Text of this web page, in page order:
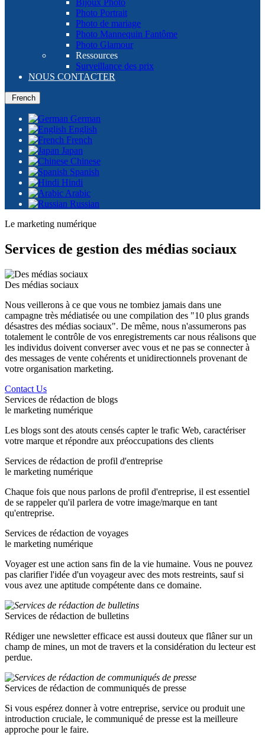
Bijoux Photo
Photo Portrait
Photo de mariage
Photo Mannequin Fantôme
Photo Glamour
Ressources
Surveillance des prix
NOUS CONTACTER
French
German
English
French
Japan
Chinese
Spanish
Hindi
Arabic
Russian
Le marketing numérique
Services de gestion des médias sociaux
Des médias sociaux
Nous veillerons à ce que vous ne tombiez jamais dans une
campagne très médiatisée ou une compilation des "10 plus grands
désastres des médias sociaux". De même, nous n'assumerons pas
totalement le contrôle de vos enregistrements car nous réalisons que
les individus doivent converser avec vous et ne pas se connecter à
des messages de vente cohérents et unidirectionnels provenant de
votre organisation marketing.
Contact Us
Services de rédaction de blogs
le marketing numérique
Les blogs sont des atouts censés capter le trafic Web, caractériser
votre marque et répondre aux préoccupations des clients
Services de rédaction de profil d'entreprise
le marketing numérique
Chaque fois que nous parlons de profil d'entreprise, il est essentiel
de se rappeler qu'il parlera de votre image/marque en tant
qu'entreprise.
Services de rédaction de voyages
le marketing numérique
Voyager est une action sans fin de la vie humaine. Vous ne pouvez
pas clarifier l'idée d'un voyageur avec des mots restreints, sauf si
vous avez une aptitude compétente dans ce domaine.
Services de rédaction de bulletins
Rédiger une newsletter efficace est aussi douteux que flâner sur un
champ de mines, un mot de travers et la considération du lecteur est
perdue.
Services de rédaction de communiqués de presse
Si vous espérez donner à votre entreprise, service ou produit une
introduction cruciale, le communiqué de presse est la meilleure
approche pour le faire.